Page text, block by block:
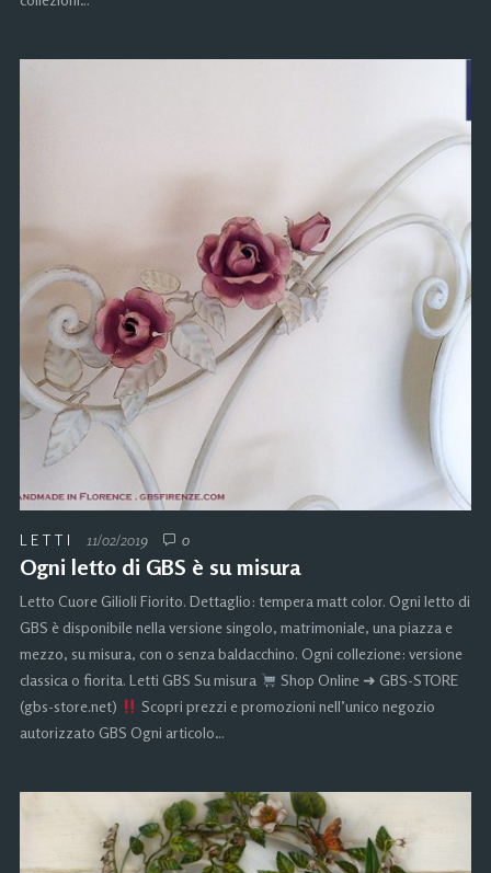
LETTI 11/02/2019 0
Ogni letto di GBS è su misura
Letto Cuore Gilioli Fiorito. Dettaglio: tempera matt color. Ogni letto di
GBS è disponibile nella versione singolo, matrimoniale, una piazza e
mezzo, su misura, con o senza baldacchino. Ogni collezione: versione
classica o fiorita. Letti GBS Su misura
Shop Online ➜ GBS-STORE
(gbs-store.net)
Scopri prezzi e promozioni nell’unico negozio
autorizzato GBS Ogni articolo…